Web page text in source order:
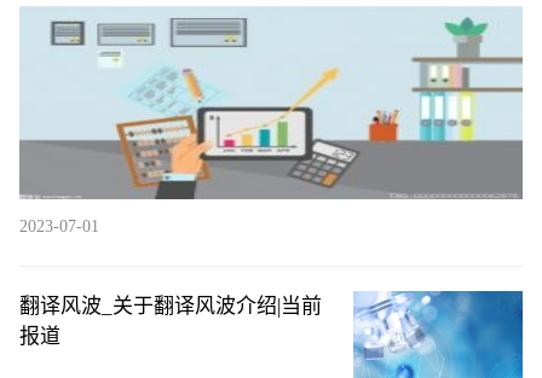
2023-07-01
翻译风波_关于翻译风波介绍|当前
报道